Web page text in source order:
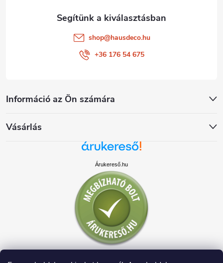
Információ az Ön számára
Vásárlás
shop@hausdeco.hu
+36 176 54 675
Árukereső.hu